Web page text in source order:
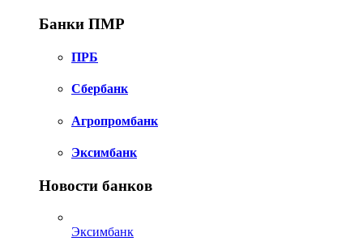
Банки ПМР
ПРБ
Сбербанк
Агропромбанк
Эксимбанк
Новости банков
Эксимбанк